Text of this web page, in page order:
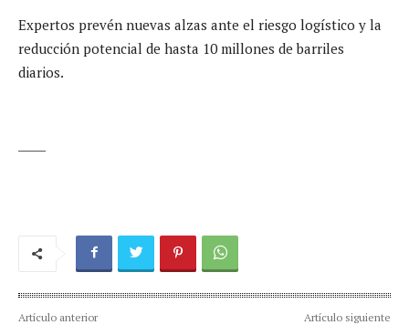
Expertos prevén nuevas alzas ante el riesgo logístico y la
reducción potencial de hasta 10 millones de barriles
diarios.
Artículo anterior Artículo siguiente